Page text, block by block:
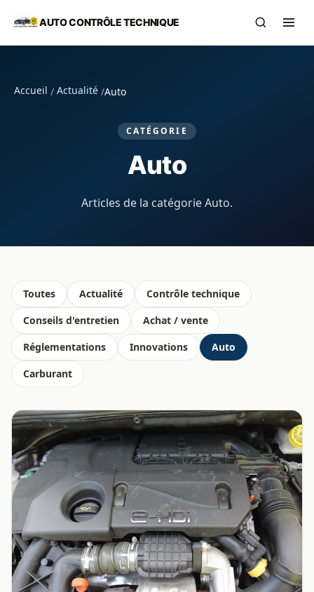
Aller au contenu principal
AUTO CONTRÔLE TECHNIQUE
Accueil / Actualité /Auto
CATÉGORIE
Auto
Articles de la catégorie Auto.
Toutes Actualité
Contrôle technique
Conseils d'entretien
Achat / vente
Réglementations
Innovations
Auto
Carburant